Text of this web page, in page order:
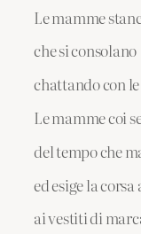
Le mamme
che si consolano
chattando con
Le mamme coi
del tempo che
ed esige la
ai vestiti di